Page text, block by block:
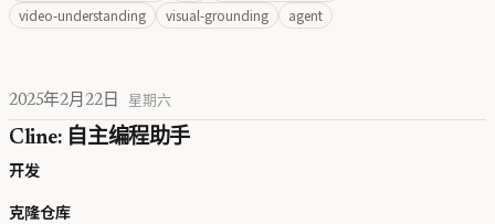
video-understanding
visual-grounding agent
2025年2月22日 星期六
Cline: 自主编程助手
开发
克隆仓库